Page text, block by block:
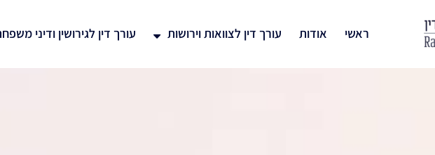
ראשי אודות עורך דין לצוואות וירושות עורך דין לגירושין ודיני